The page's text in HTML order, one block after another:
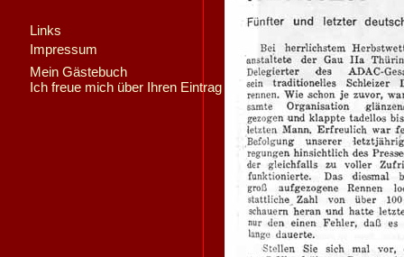
Links
Impressum
Mein Gästebuch
Ich freue mich über Ihren Eintrag